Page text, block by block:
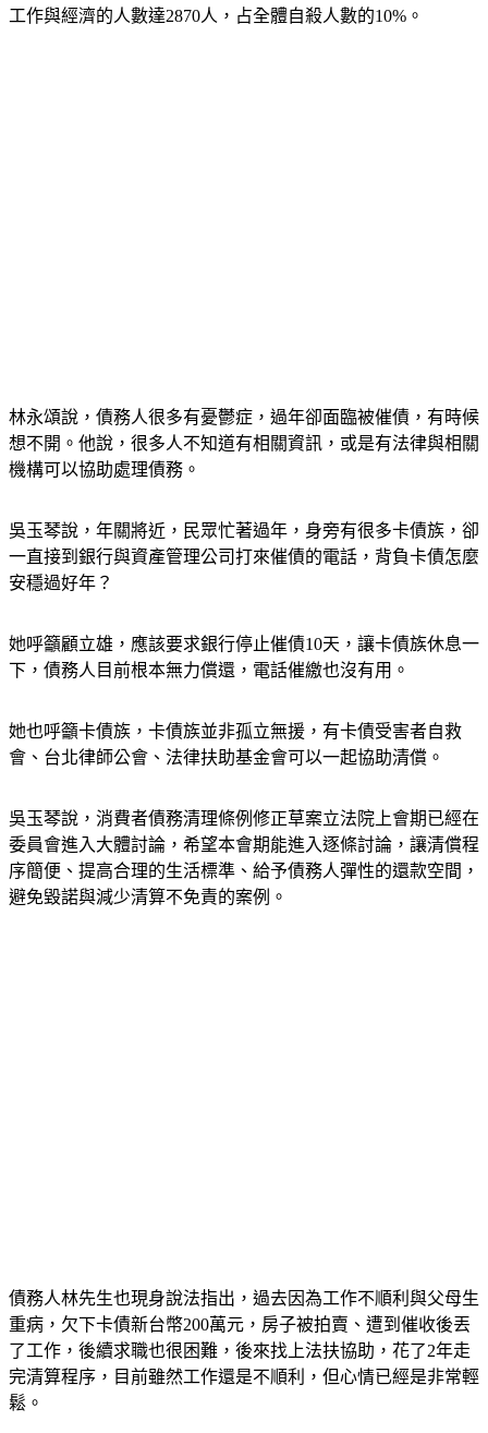
工作與經濟的人數達2870人，占全體自殺人數的10%。
林永頌說，債務人很多有憂鬱症，過年卻面臨被催債，有時候
想不開。他說，很多人不知道有相關資訊，或是有法律與相關
機構可以協助處理債務。
吳玉琴說，年關將近，民眾忙著過年，身旁有很多卡債族，卻
一直接到銀行與資產管理公司打來催債的電話，背負卡債怎麼
安穩過好年？
她呼籲顧立雄，應該要求銀行停止催債10天，讓卡債族休息一
下，債務人目前根本無力償還，電話催繳也沒有用。
她也呼籲卡債族，卡債族並非孤立無援，有卡債受害者自救
會、台北律師公會、法律扶助基金會可以一起協助清償。
吳玉琴說，消費者債務清理條例修正草案立法院上會期已經在
委員會進入大體討論，希望本會期能進入逐條討論，讓清償程
序簡便、提高合理的生活標準、給予債務人彈性的還款空間，
避免毀諾與減少清算不免責的案例。
債務人林先生也現身說法指出，過去因為工作不順利與父母生
重病，欠下卡債新台幣200萬元，房子被拍賣、遭到催收後丟
了工作，後續求職也很困難，後來找上法扶協助，花了2年走
完清算程序，目前雖然工作還是不順利，但心情已經是非常輕
鬆。